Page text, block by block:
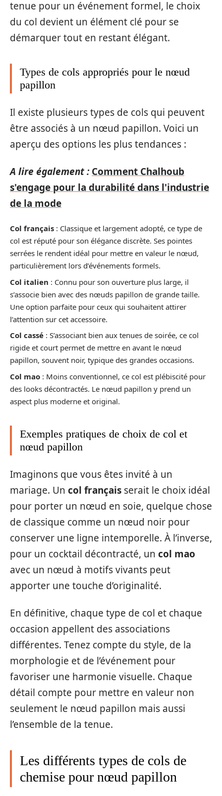
tenue pour un événement formel, le choix
du col devient un élément clé pour se
démarquer tout en restant élégant.
Types de cols appropriés pour le nœud
papillon
Il existe plusieurs types de cols qui peuvent
être associés à un nœud papillon. Voici un
aperçu des options les plus tendances :
A lire également : Comment Chalhoub
s'engage pour la durabilité dans l'industrie
de la mode
Col français : Classique et largement adopté, ce type de
col est réputé pour son élégance discrète. Ses pointes
serrées le rendent idéal pour mettre en valeur le nœud,
particulièrement lors d’événements formels.
Col italien : Connu pour son ouverture plus large, il
s’associe bien avec des nœuds papillon de grande taille.
Une option parfaite pour ceux qui souhaitent attirer
l’attention sur cet accessoire.
Col cassé : S’associant bien aux tenues de soirée, ce col
rigide et court permet de mettre en avant le nœud
papillon, souvent noir, typique des grandes occasions.
Col mao : Moins conventionnel, ce col est plébiscité pour
des looks décontractés. Le nœud papillon y prend un
aspect plus moderne et original.
Exemples pratiques de choix de col et
nœud papillon
Imaginons que vous êtes invité à un
mariage. Un col français serait le choix idéal
pour porter un nœud en soie, quelque chose
de classique comme un nœud noir pour
conserver une ligne intemporelle. À l’inverse,
pour un cocktail décontracté, un col mao
avec un nœud à motifs vivants peut
apporter une touche d’originalité.
En définitive, chaque type de col et chaque
occasion appellent des associations
différentes. Tenez compte du style, de la
morphologie et de l’événement pour
favoriser une harmonie visuelle. Chaque
détail compte pour mettre en valeur non
seulement le nœud papillon mais aussi
l’ensemble de la tenue.
Les différents types de cols de
chemise pour nœud papillon